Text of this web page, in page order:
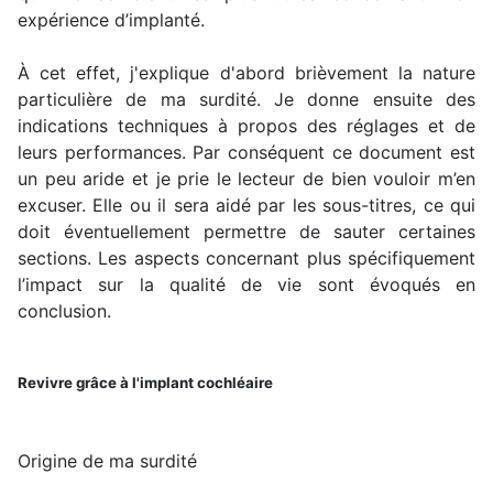
expérience d’implanté.
À cet effet, j'explique d'abord brièvement la nature
particulière de ma surdité. Je donne ensuite des
indications techniques à propos des réglages et de
leurs performances. Par conséquent ce document est
un peu aride et je prie le lecteur de bien vouloir m’en
excuser. Elle ou il sera aidé par les sous-titres, ce qui
doit éventuellement permettre de sauter certaines
sections. Les aspects concernant plus spécifiquement
l’impact sur la qualité de vie sont évoqués en
conclusion.
Revivre grâce à l'implant cochléaire
Origine de ma surdité